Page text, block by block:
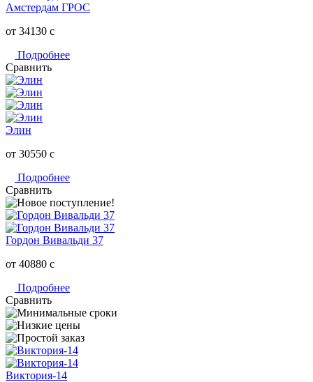
Амстердам ГРОС
от 34130 c
Подробнее
Сравнить
Элин
от 30550 c
Подробнее
Сравнить
Гордон Вивальди 37
от 40880 c
Подробнее
Сравнить
Виктория-14